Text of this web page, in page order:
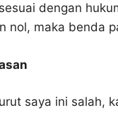
dengan
nol, maka benda
saya ini salah,